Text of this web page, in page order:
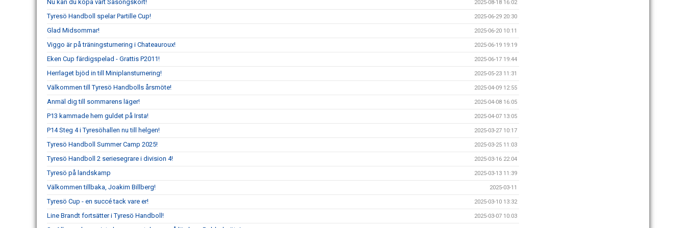
Nu kan du köpa vårt Säsongskort! 2025-08-18 16:02
Tyresö Handboll spelar Partille Cup! 2025-06-29 20:30
Glad Midsommar! 2025-06-20 10:11
Viggo är på träningsturnering i Chateauroux! 2025-06-19 19:19
Eken Cup färdigspelad - Grattis P2011! 2025-06-17 19:44
Herrlaget bjöd in till Miniplansturnering! 2025-05-23 11:31
Välkommen till Tyresö Handbolls årsmöte! 2025-04-09 12:55
Anmäl dig till sommarens läger! 2025-04-08 16:05
P13 kammade hem guldet på Irsta! 2025-04-07 13:05
P14 Steg 4 i Tyresöhallen nu till helgen! 2025-03-27 10:17
Tyresö Handboll Summer Camp 2025! 2025-03-25 11:03
Tyresö Handboll 2 seriesegrare i division 4! 2025-03-16 22:04
Tyresö på landskamp 2025-03-13 11:39
Välkommen tillbaka, Joakim Billberg! 2025-03-11
Tyresö Cup - en succé tack vare er! 2025-03-10 13:32
Line Brandt fortsätter i Tyresö Handboll! 2025-03-07 10:03